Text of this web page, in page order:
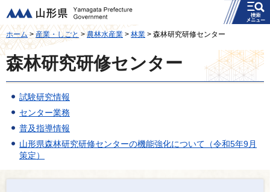
山形県
メニュー
ホーム>産業・しごと >農林水産業 > 林業 > 森林研究研修センター
森林研究研修センター
試験研究情報
センター業務
普及指導情報
山形県森林研究研修センターの機能強化について（令和5年9月
策定）